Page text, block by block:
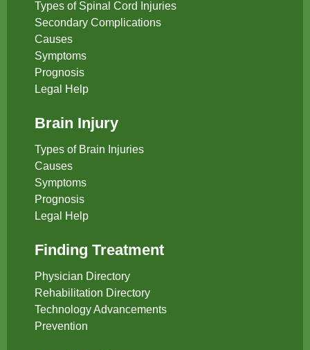
Types of Spinal Cord Injuries
Secondary Complications
Causes
Symptoms
Prognosis
Legal Help
Brain Injury
Types of Brain Injuries
Causes
Symptoms
Prognosis
Legal Help
Finding Treatment
Physician Directory
Rehabilitation Directory
Technology Advancements
Prevention